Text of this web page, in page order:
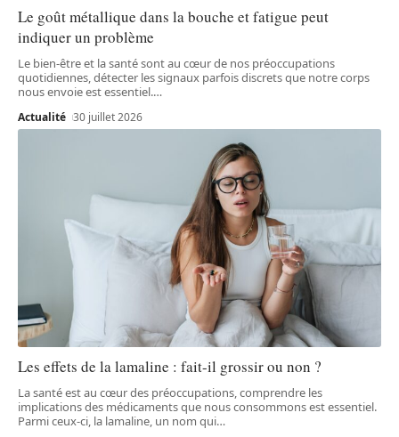
Le goût métallique dans la bouche et fatigue peut
indiquer un problème
Le bien-être et la santé sont au cœur de nos préoccupations
quotidiennes, détecter les signaux parfois discrets que notre corps
nous envoie est essentiel.…
Actualité 30 juillet 2026
Les effets de la lamaline : fait-il grossir ou non ?
La santé est au cœur des préoccupations, comprendre les
implications des médicaments que nous consommons est essentiel.
Parmi ceux-ci, la lamaline, un nom qui…